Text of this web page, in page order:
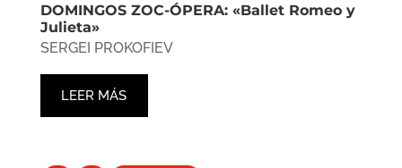
DOMINGOS ZOC-ÓPERA: «Ballet Romeo y
Julieta»
SERGEI PROKOFIEV
LEER MÁS